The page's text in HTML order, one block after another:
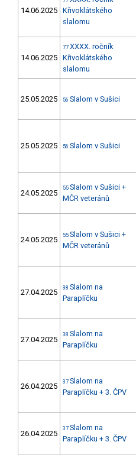
14.06.2025 Křivoklátského
slalomu
14.06.2025
77 XXXX. ročník
Křivoklátského
slalomu
25.05.2025 56 Slalom v Sušici
25.05.2025 56 Slalom v Sušici
24.05.2025
55 Slalom v Sušici +
MČR veteránů
24.05.2025 55 Slalom v Sušici +
MČR veteránů
27.04.2025 38 Slalom na
Paraplíčku
27.04.2025
38 Slalom na
Paraplíčku
26.04.2025 37 Slalom na
Paraplíčku + 3. ČPV
26.04.2025
37 Slalom na
Paraplíčku + 3. ČPV